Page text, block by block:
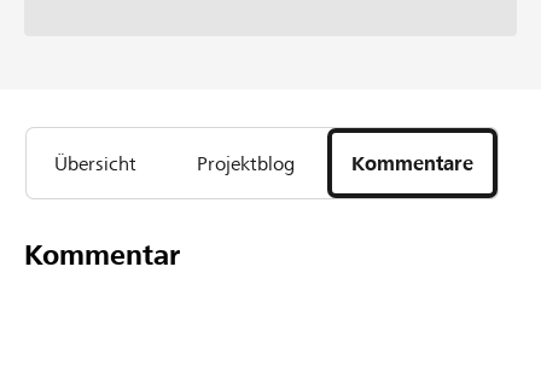
Übersicht Projektblog Kommentare
Kommentar